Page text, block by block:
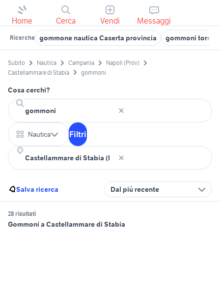
Home Cerca Vendi Messaggi
Ricerche gommone nautica Caserta provincia gommoni torre
Subito Nautica Campania
Napoli (Prov)
Castellammare di Stabia
gommoni
Cosa cerchi?
Nautica Filtri
Salva ricerca Dal più recente
28 risultati
Gommoni a Castellammare di Stabia